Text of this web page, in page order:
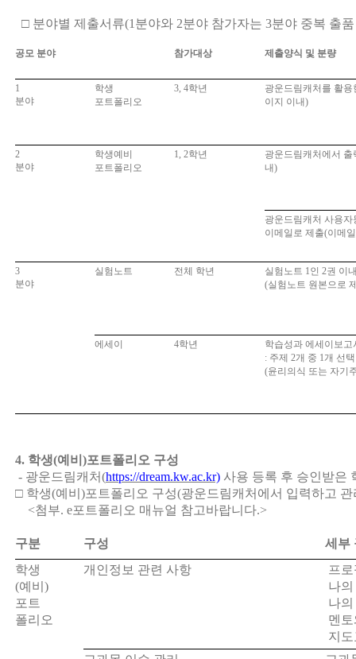
□ 분야별 제출서류(1 분야와 2분야 참가자는 3분야 중복 출
공모 분야 참가대상 제출양식 및 분량
1
분야
학생
포트폴리오
3, 4학년
광운드림캐처를 활
이지 이내)
2
분야
학생예비
포트폴리오
1, 2학년
광운드림캐처에서
내)
광운드림캐처 사용
이메일로 제출(이메
3
분야
실험노트 전체 학년 실험노트 1인 2권 이
(실험노트 원본으로
에세이 4학년
학습성과 에세이보고
: 주제 2개 중 1개 선
(윤리의식 또는 자기
4. 학생(예비 )포트폴리오 구성
- 광운드림캐처(https://dream.kw.ac.kr) 사용 등록 후 승인받은
□ 학생(예비 )포트폴리오 구성(광운드림캐처에서 입력하고
<첨부. e포트폴리오 매뉴얼 참고바랍니다.>
구분 구성
세부
학생
(예비 )
포트
폴리오
개인정보 관련 사항
프
나의
나의
멘
지